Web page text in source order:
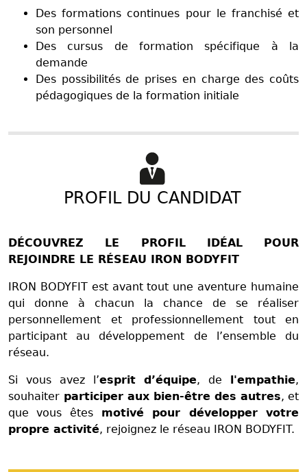
Des formations continues pour le franchisé et
son personnel
Des cursus de formation spécifique à la
demande
Des possibilités de prises en charge des coûts
pédagogiques de la formation initiale
PROFIL DU CANDIDAT
DÉCOUVREZ LE PROFIL IDÉAL POUR
REJOINDRE LE RÉSEAU IRON BODYFIT
IRON BODYFIT est avant tout une aventure humaine
qui donne à chacun la chance de se réaliser
personnellement et professionnellement tout en
participant au développement de l’ensemble du
réseau.
Si vous avez l’esprit d’équipe, de l'empathie,
souhaiter participer aux bien-être des autres, et
que vous êtesmotivé pour développer votre
propre activité, rejoignez le réseau IRON BODYFIT.